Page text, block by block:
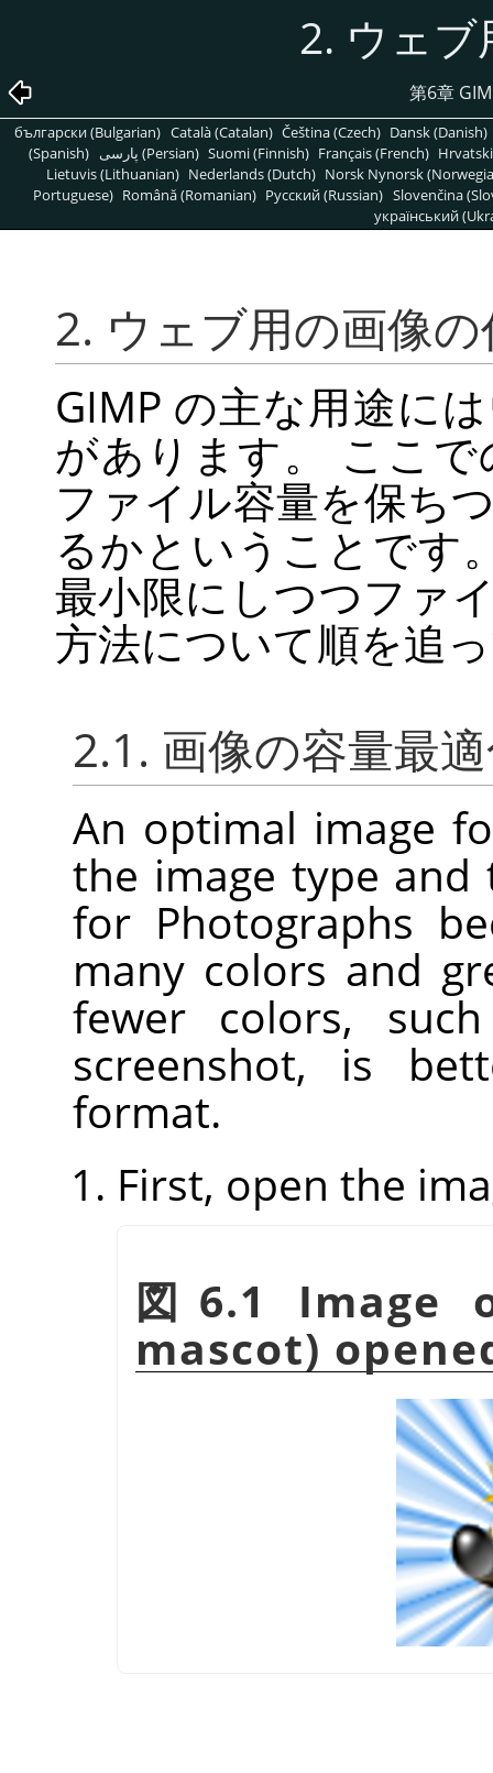
2. ウェ
第6章
български (Bulgarian) Català (Catalan) Čeština (Czech) Dansk (Danish)
(Spanish)
پارسی (Persian) Suomi (Finnish) Français (French)
Lietuvis (Lithuanian) Nederlands (Dutch) Norsk Nynorsk
Portuguese) Română (Romanian) Pусский (Russian) Slovenčina
український
2. ウェブ用の画像
GIMP の主な用途に
があります。 ここ
ファイル容量を保ち
るかということです
最小限にしつつファ
方法について順を追
2.1. 画像の容量最
An optimal image
the image type
for Photographs
many colors and
fewer colors,
screenshot, is
format.
First, open the
図6.1 Image
mascot)